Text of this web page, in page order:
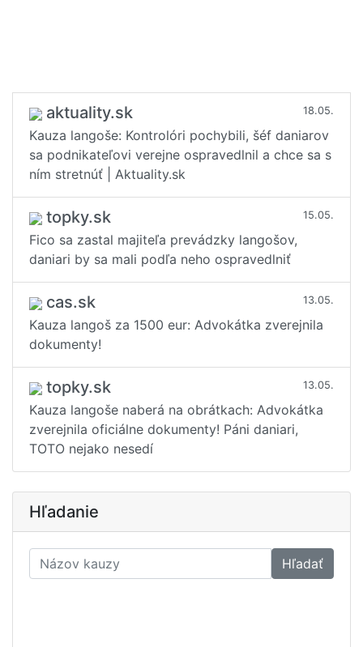
aktuality.sk 18.05.
Kauza langoše: Kontrolóri pochybili, šéf daniarov
sa podnikateľovi verejne ospravedlnil a chce sa s
ním stretnúť | Aktuality.sk
topky.sk 15.05.
Fico sa zastal majiteľa prevádzky langošov,
daniari by sa mali podľa neho ospravedlniť
cas.sk 13.05.
Kauza langoš za 1500 eur: Advokátka zverejnila
dokumenty!
topky.sk 13.05.
Kauza langoše naberá na obrátkach: Advokátka
zverejnila oficiálne dokumenty! Páni daniari,
TOTO nejako nesedí
Hľadanie